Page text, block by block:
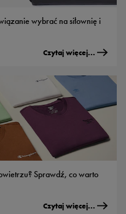
wybrać na siłownię i
Czytaj więcej...
Sprawdź, co warto
Czytaj więcej...